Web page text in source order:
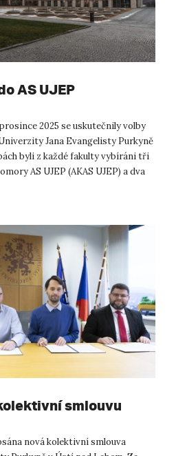
AS UJEP
2025 se uskutečnily volby
Jana Evangelisty Purkyně
byli z každé fakulty vybíráni tři
AS UJEP (AKAS UJEP) a dva
smlouvu
nová kolektivní smlouva